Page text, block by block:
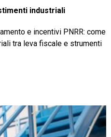
industriali
e incentivi PNRR: come
tra leva fiscale e strumenti